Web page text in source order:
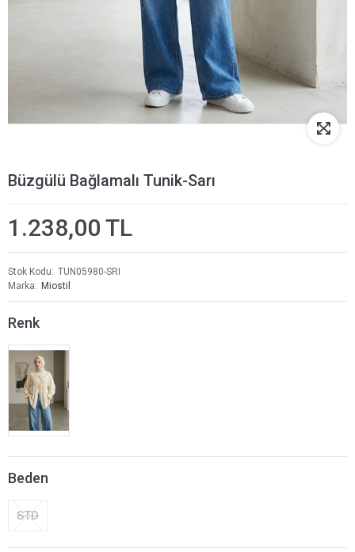
Büzgülü Bağlamalı Tunik-Sarı
1.238,00 TL
Stok Kodu
TUN05980-SRI
Marka
Miostil
Renk
Beden
STD